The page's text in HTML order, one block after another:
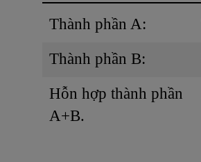
Thành phần A:
Thành phần B:
Hỗn hợp thành phần
A+B.